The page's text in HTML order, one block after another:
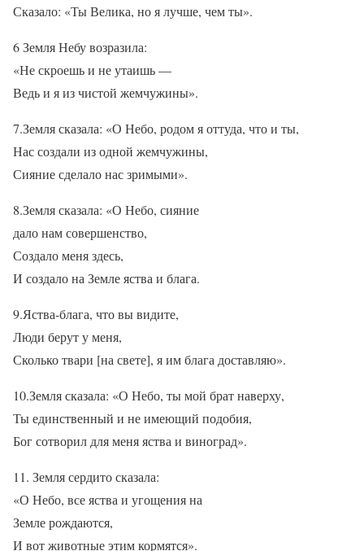
Сказало: «Ты Велика, но я лучше, чем ты».
6 Земля Небу возразила:
«Не скроешь и не утаишь —
Ведь и я из чистой жемчужины».
7.Земля сказала: «О Небо, родом я оттуда, что и ты,
Нас создали из одной жемчужины,
Сияние сделало нас зримыми».
8.Земля сказала: «О Небо, сияние
дало нам совершенство,
Создало меня здесь,
И создало на Земле яства и блага.
9.Яства-блага, что вы видите,
Люди берут у меня,
Сколько твари [на свете], я им блага доставляю».
10.Земля сказала: «О Небо, ты мой брат наверху,
Ты единственный и не имеющий подобия,
Бог сотворил для меня яства и виноград».
11. Земля сердито сказала:
«О Небо, все яства и угощения на
Земле рождаются,
И вот животные этим кормятся».